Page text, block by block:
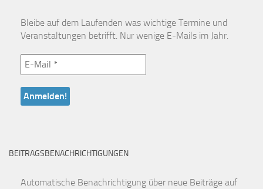
Bleibe auf dem Laufenden was wichtige Termine und
Veranstaltungen betrifft. Nur wenige E-Mails im Jahr.
BEITRAGSBENACHRICHTIGUNGEN
Automatische Benachrichtigung über neue Beiträge auf